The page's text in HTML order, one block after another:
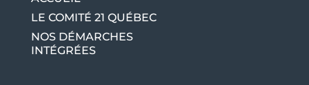
LE COMITÉ 21 QUÉBEC
NOS DÉMARCHES
INTÉGRÉES